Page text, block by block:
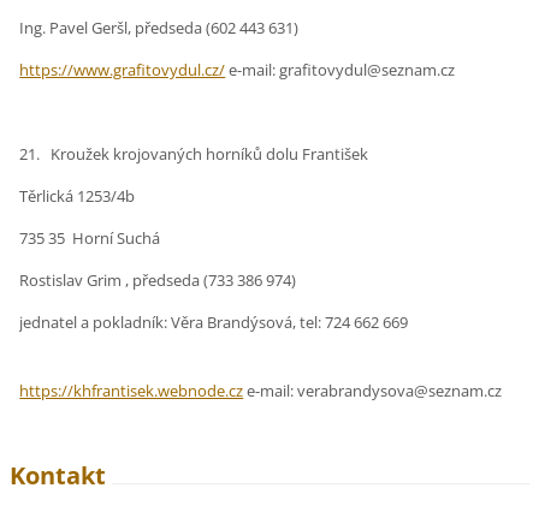
Ing. Pavel Geršl, předseda (602 443 631)
https://www.grafitovydul.cz/e-mail: grafitovydul@seznam.cz
21. Kroužek krojovaných horníků dolu František
Těrlická 1253/4b
735 35 Horní Suchá
Rostislav Grim , předseda (733 386 974)
jednatel a pokladník: Věra Brandýsová, tel: 724 662 669
https://khfrantisek.webnode.cze-mail: verabrandysova@seznam.cz
Kontakt